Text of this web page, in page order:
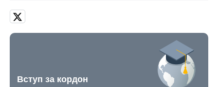
Вступ за кордон